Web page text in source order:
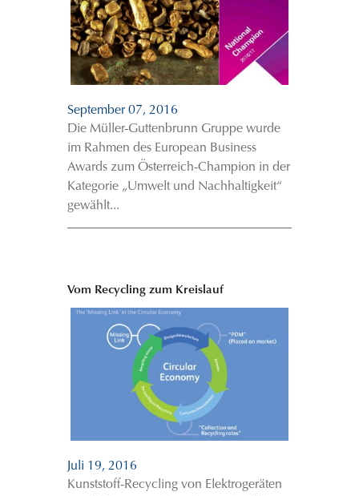
September 07, 2016
Die Müller-Guttenbrunn Gruppe wurde
im Rahmen des European Business
Awards zum Österreich-Champion in der
Kategorie „Umwelt und Nachhaltigkeit“
gewählt...
Vom Recycling zum Kreislauf
Juli 19, 2016
Kunststoff-Recycling von Elektrogeräten